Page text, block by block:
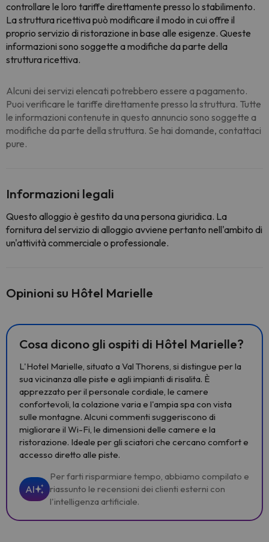
controllare le loro tariffe direttamente presso lo stabilimento.
La struttura ricettiva può modificare il modo in cui offre il
proprio servizio di ristorazione in base alle esigenze. Queste
informazioni sono soggette a modifiche da parte della
struttura ricettiva.
Alcuni dei servizi elencati potrebbero essere a pagamento.
Puoi verificare le tariffe direttamente presso la struttura. Tutte
le informazioni contenute in questo annuncio sono soggette a
modifiche da parte della struttura. Se hai domande, contattaci
pure.
Informazioni legali
Questo alloggio è gestito da una persona giuridica. La
fornitura del servizio di alloggio avviene pertanto nell'ambito di
un'attività commerciale o professionale.
Opinioni su Hôtel Marielle
Cosa dicono gli ospiti di Hôtel Marielle?
L'Hotel Marielle, situato a Val Thorens, si distingue per la
sua vicinanza alle piste e agli impianti di risalita. È
apprezzato per il personale cordiale, le camere
confortevoli, la colazione varia e l'ampia spa con vista
sulle montagne. Alcuni commenti suggeriscono di
migliorare il Wi-Fi, le dimensioni delle camere e la
ristorazione. Ideale per gli sciatori che cercano comfort e
accesso diretto alle piste.
AI
Per farti risparmiare tempo, abbiamo compilato e
riassunto le recensioni dei clienti esterni con
l'intelligenza artificiale.